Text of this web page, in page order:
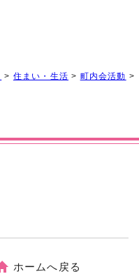
> 住まい・生活 > 町内会活動 >
ホームへ戻る